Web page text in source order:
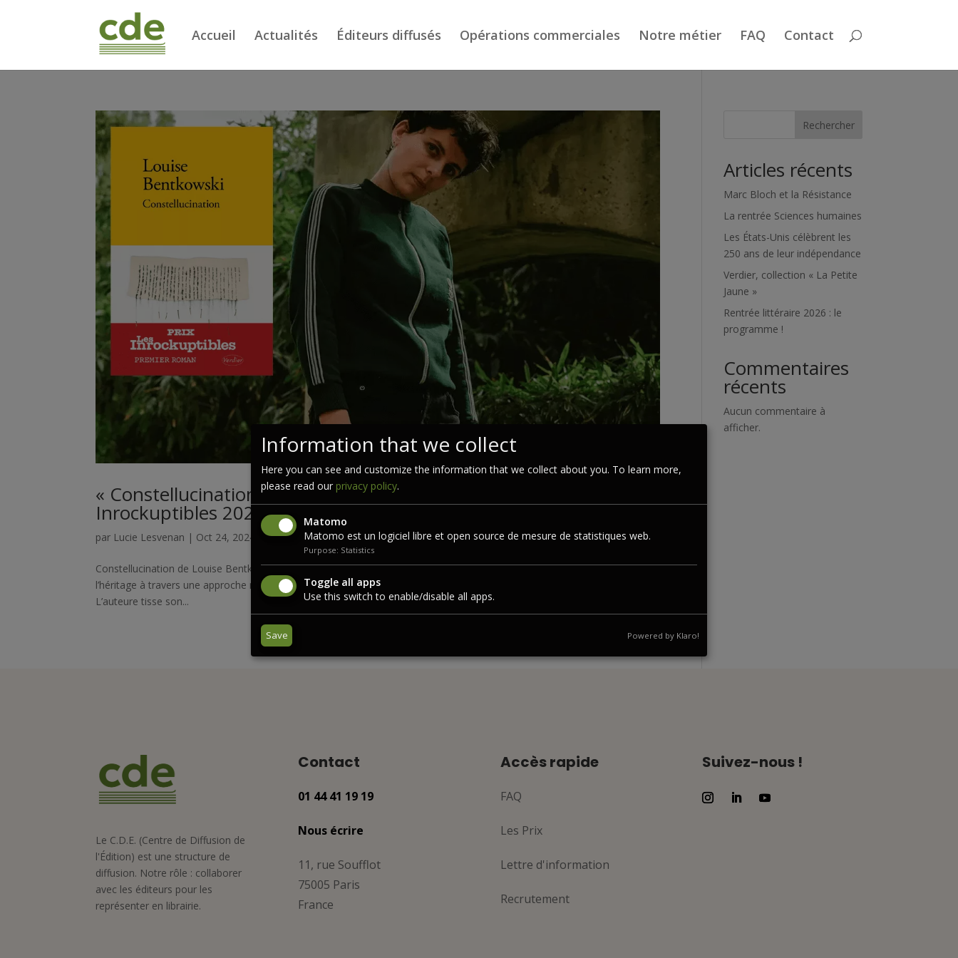
Accueil Actualités Éditeurs diffusés Opérations commerciales Notre métier FAQ Contact
« Constellucination » de Louise Bentkowski (Verdier) – Prix Les
Inrockuptibles 2024
par Lucie Lesvenan | Oct 24, 2024 |Littérature,Prix
Constellucination de Louise Bentkowski est un récit poétique qui explore les thèmes de la filiation, de l’identité et de
l’héritage à travers une approche narrative non linéaire, fusionnant les concepts de « constellation » et « hallucination ».
L’auteure tisse son...
Rechercher
Articles récents
Marc Bloch et la Résistance
La rentrée Sciences humaines
Les États-Unis célèbrent les
250 ans de leur indépendance
Verdier, collection « La Petite
Jaune »
Rentrée littéraire 2026 : le
programme !
Commentaires
récents
Aucun commentaire à
afficher.
Le C.D.E. (Centre de Diffusion de
l'Édition) est une structure de
diffusion. Notre rôle : collaborer
avec les éditeurs pour les
représenter en librairie.
Contact
01 44 41 19 19
Nous écrire
11, rue Soufflot
75005 Paris
France
Accès rapide
FAQ
Les Prix
Lettre d'information
Recrutement
Suivez-nous !
Information that we collect
Here you can see and customize the information that we collect about you. To learn more,
please read our privacy policy.
Matomo
Matomo est un logiciel libre et open source de mesure de statistiques web.
Purpose: Statistics
Toggle all apps
Use this switch to enable/disable all apps.
Save Powered by Klaro!